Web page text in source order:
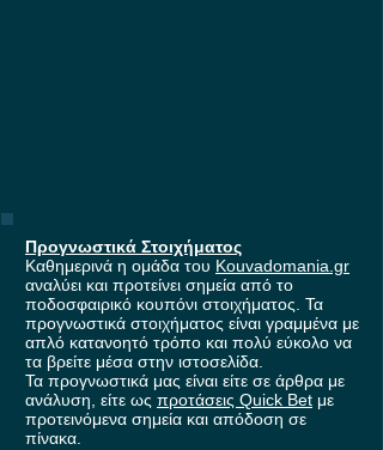
Προγνωστικά Στοιχήματος
Καθημερινά η ομάδα του Kouvadomania.gr
αναλύει και προτείνει σημεία από το
ποδοσφαιρικό κουπόνι στοιχήματος. Τα
προγνωστικά στοιχήματος είναι γραμμένα με
απλό κατανοητό τρόπο και πολύ εύκολο να
τα βρείτε μέσα στην ιστοσελίδα.
Τα προγνωστικά μας είναι είτε σε άρθρα με
ανάλυση, είτε ως προτάσεις Quick Bet με
προτεινόμενα σημεία και απόδοση σε
πίνακα.